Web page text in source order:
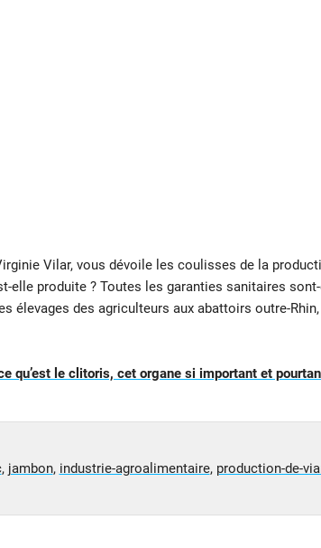
Vilar, vous dévoile les coulisses de la
elle produite ? Toutes les garanties sanitaires
élevages des agriculteurs aux abattoirs outre-Rhin,
qu’est le clitoris, cet organe si important et
, jambon, industrie-agroalimentaire, production-de-